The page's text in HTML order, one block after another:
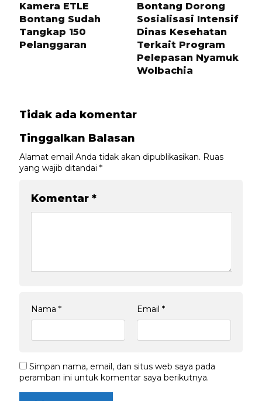
Kamera ETLE
Bontang Sudah
Tangkap 150
Pelanggaran
Bontang Dorong
Sosialisasi Intensif
Dinas Kesehatan
Terkait Program
Pelepasan Nyamuk
Wolbachia
Tidak ada komentar
Tinggalkan Balasan
Alamat email Anda tidak akan dipublikasikan. Ruas
yang wajib ditandai *
Komentar *
Nama * Email *
Simpan nama, email, dan situs web saya pada
peramban ini untuk komentar saya berikutnya.